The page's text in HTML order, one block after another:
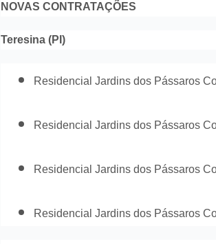
NOVAS CONTRATAÇÕES
Teresina (PI)
Residencial Jardins dos Pássaros
Residencial Jardins dos Pássaros
Residencial Jardins dos Pássaros
Residencial Jardins dos Pássaros